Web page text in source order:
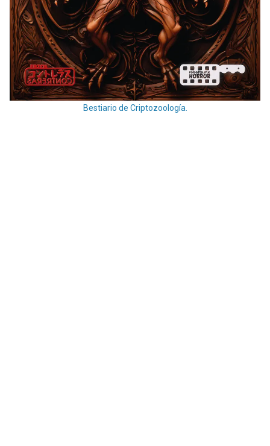
Bestiario de Criptozoología.